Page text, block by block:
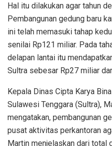
Hal itu dilakukan agar tahun
Pembangunan gedung baru
ini telah memasuki tahap
senilai Rp121 miliar. Pada
delapan lantai itu
Sultra sebesar Rp27 miliar
Kepala Dinas Cipta Karya
Sulawesi Tenggara (Sultra),
mengatakan, pembangunan
pusat aktivitas perkantoran
Martin menjelaskan dari total